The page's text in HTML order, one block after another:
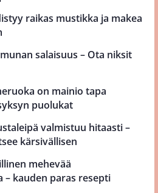
raikas mustikka ja makea
salaisuus – Ota niksit
on mainio tapa
puolukat
valmistuu hitaasti –
kärsivällisen
mehevää
– kauden paras resepti